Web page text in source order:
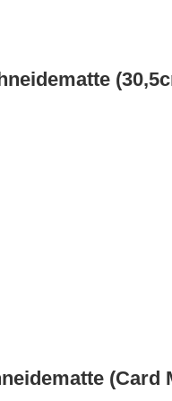
(Card